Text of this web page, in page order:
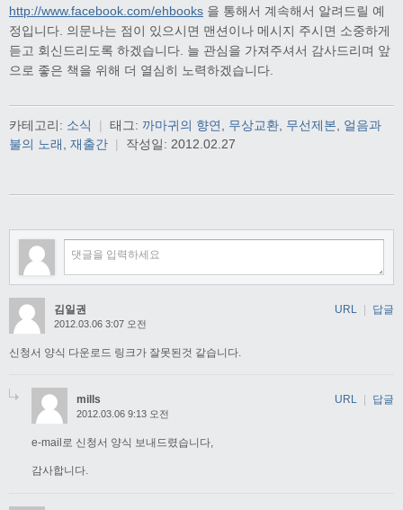
http://www.facebook.com/ehbooks 을 통해서 계속해서 알려드릴 예
정입니다. 의문나는 점이 있으시면 맨션이나 메시지 주시면 소중하게
듣고 회신드리도록 하겠습니다. 늘 관심을 가져주셔서 감사드리며 앞
으로 좋은 책을 위해 더 열심히 노력하겠습니다.
카테고리: 소식 | 태그: 까마귀의 향연 무상교환 무선제본
얼음과
불의 노래
재출간 | 작성일: 2012.02.27
김일권
2012.03.06 3:07 오전
신청서 양식 다운로드 링크가 잘못된것 같습니다.
URL | 답글
mills
2012.03.06 9:13 오전
e-mail로 신청서 양식 보내드렸습니다,
감사합니다.
URL 답글